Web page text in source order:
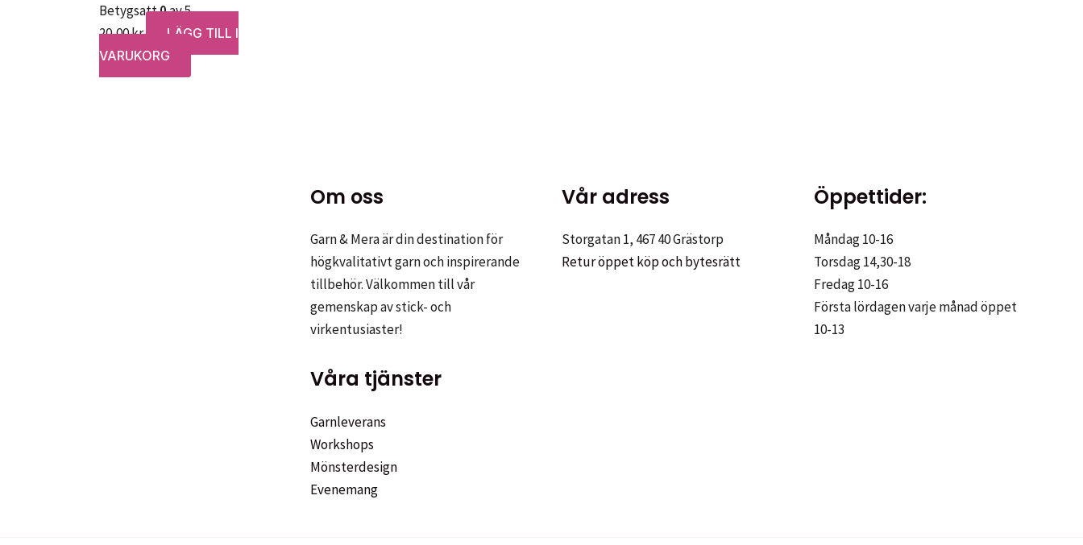
Betygsatt0av 5
20,00kr
LÄGG TILL I
VARUKORG
Om oss
Garn & Mera är din destination för
högkvalitativt garn och inspirerande
tillbehör. Välkommen till vår
gemenskap av stick- och
virkentusiaster!
Våra tjänster
Garnleverans
Workshops
Mönsterdesign
Evenemang
Vår adress
Storgatan 1, 467 40 Grästorp
Retur öppet köp och bytesrätt
Öppettider:
Måndag 10-16
Torsdag 14,30-18
Fredag 10-16
Första lördagen varje månad öppet
10-13